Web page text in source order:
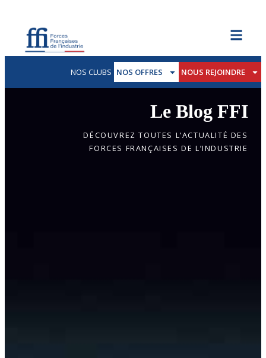
NOS CLUBS NOS OFFRES NOUS REJOINDRE
Le Blog FFI
DÉCOUVREZ TOUTES L’ACTUALITÉ DES
FORCES FRANÇAISES DE L’INDUSTRIE